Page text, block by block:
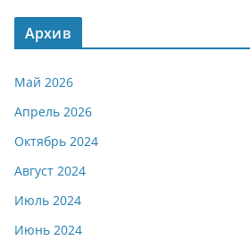
Архив
Май 2026
Апрель 2026
Октябрь 2024
Август 2024
Июль 2024
Июнь 2024